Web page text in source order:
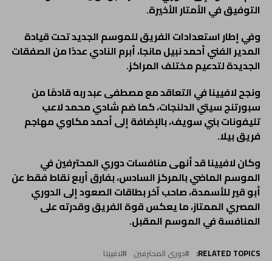
التوفيق في الأمتار الأخيرة.
وفي إطار استعدادات الفريق للموسم الجديد تحت قيادة
المدير الفني أحمد نبيل مانجا، أبرم النادي عددًا من الصفقات
الجديدة لتدعيم مختلف المراكز.
ونجح لافيينا في التعاقد مع مصطفى عبد ربه قادمًا من
سبورتنج سيتي الدلنجات، كما ضم شادي محمد لاعب
تليفونات بني سويف، بالإضافة إلى أحمد مكاوي مهاجم
فريق بيلا.
وكان لافيينا قد أنهى منافسات دوري المحترفين في
الموسم الماضي بالمركز السادس، بفارق أربع نقاط فقط عن
أبو قير للأسمدة، صاحب آخر بطاقات الصعود إلى الدوري
المصري الممتاز، ما يعكس قوة الفريق وقدرته على
المنافسة في الموسم المقبل.
RELATED TOPICS: دورى المحترفين لافيينا